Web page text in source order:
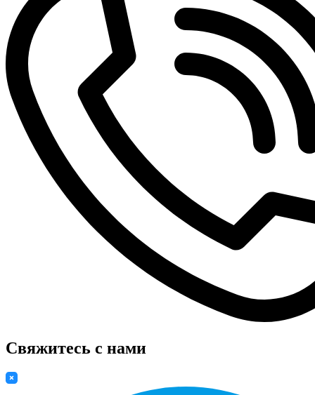
Свяжитесь с нами